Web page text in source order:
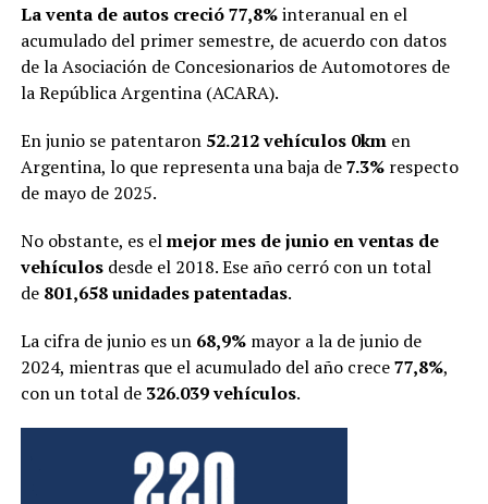
La venta de autos creció 77,8%interanual en el
acumulado del primer semestre, de acuerdo con datos
de la Asociación de Concesionarios de Automotores de
la República Argentina (ACARA).
En junio se patentaron 52.212 vehículos 0kmen
Argentina, lo que representa una baja de7.3%respecto
de mayo de 2025.
No obstante, es elmejor mes de junio en ventas de
vehículosdesde el 2018. Ese año cerró con un total
de 801,658 unidades patentadas.
La cifra de junio es un 68,9%mayor a la de junio de
2024, mientras que el acumulado del año crece77,8%,
con un total de 326.039 vehículos.